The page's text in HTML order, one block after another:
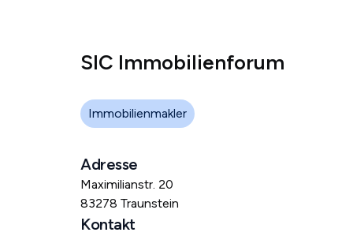
SIC Immobilienforum
Immobilienmakler
Adresse
Maximilianstr. 20
83278 Traunstein
Kontakt